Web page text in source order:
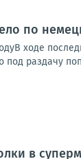
по
ходе
под раздачу
в